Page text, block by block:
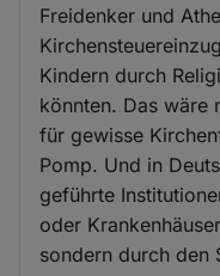
Freidenker und
Kindern durch
könnten. Das wäre
für gewisse
Pomp. Und in
geführte
oder
sondern durch den